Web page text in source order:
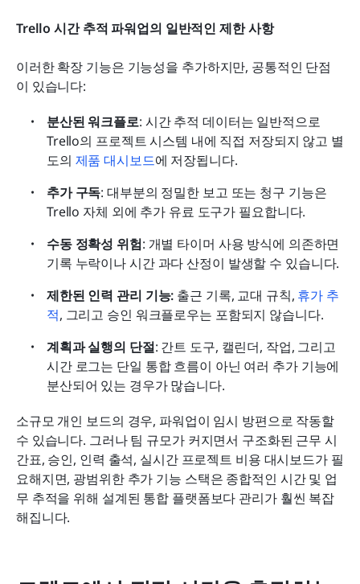
Trello 시간 추적 파워업의 일반적인 제한 사항
이러한 확장 기능은 기능성을 추가하지만, 공통적인 단점
이 있습니다:
분산된 워크플로: 시간 추적 데이터는 일반적으로
Trello의 프로젝트 시스템 내에 직접 저장되지 않고 별
도의 제품 대시보드에 저장됩니다.
추가 구독: 대부분의 정밀한 보고 또는 청구 기능은
Trello 자체 외에 추가 유료 도구가 필요합니다.
수동 정확성 위험: 개별 타이머 사용 방식에 의존하면
기록 누락이나 시간 과다 산정이 발생할 수 있습니다.
제한된 인력 관리 기능: 출근 기록, 교대 규칙, 휴가 추
적, 그리고 승인 워크플로우는 포함되지 않습니다.
계획과 실행의 단절: 간트 도구, 캘린더, 작업, 그리고
시간 로그는 단일 통합 흐름이 아닌 여러 추가 기능에
분산되어 있는 경우가 많습니다.
소규모 개인 보드의 경우, 파워업이 임시 방편으로 작동할
수 있습니다. 그러나 팀 규모가 커지면서 구조화된 근무 시
간표, 승인, 인력 출석, 실시간 프로젝트 비용 대시보드가 필
요해지면, 광범위한 추가 기능 스택은 종합적인 시간 및 업
무 추적을 위해 설계된 통합 플랫폼보다 관리가 훨씬 복잡
해집니다.